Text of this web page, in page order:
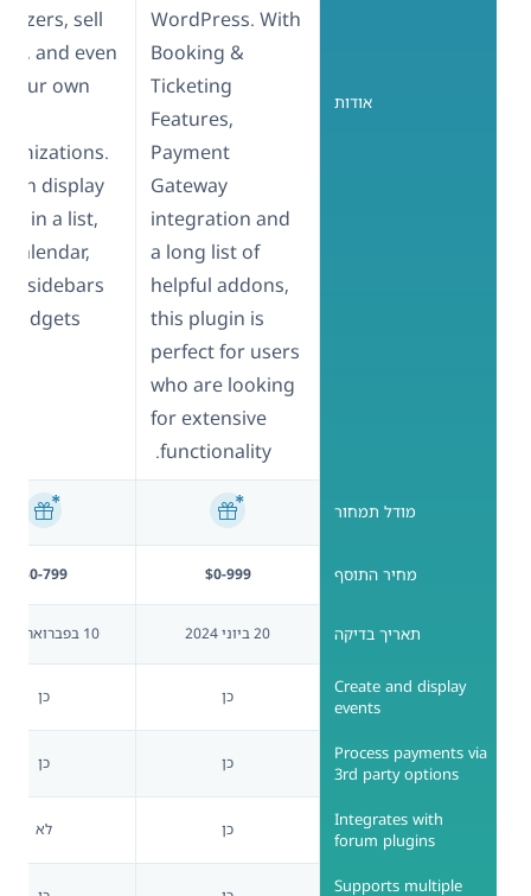
אודות
WordPress. With
Booking &
Ticketing
Features,
Payment
Gateway
integration and
a long list of
helpful addons,
this plugin is
perfect for users
who are looking
for extensive
functionality.
sell
and even
your own
can display
in a list,
calendar,
in sidebars
widgets.
מודל תמחור
מחיר התוסף $0-999
$0-799
תאריך בדיקה 20 ביוני 2024 10 בפברואר 2026
Create and display
events
כן כן
Process payments via
3rd party options
כן כן
Integrates with
forum plugins
כן לא
Supports multiple